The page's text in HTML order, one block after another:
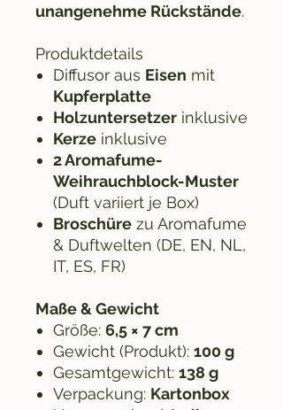
unangenehme Rückstände.
Produktdetails
Diffusor aus Eisen mit
Kupferplatte
Holzuntersetzer inklusive
Kerze inklusive
2 Aromafume-
Weihrauchblock-Muster
(Duft variiert je Box)
Broschüre zu Aromafume
& Duftwelten (DE, EN, NL,
IT, ES, FR)
Maße & Gewicht
Größe: 6,5 × 7 cm
Gewicht (Produkt): 100 g
Gesamtgewicht: 138 g
Verpackung: Kartonbox